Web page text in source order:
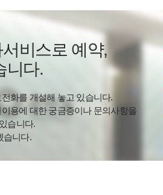
비스로 예약,
니다.
화를 개설해 놓고 있습니다.
용에 대한 궁금증이나 문의사항을
습니다.
습니다.